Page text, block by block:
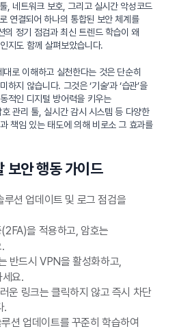
, 네트워크 보호, 그리고 실시간 악성코드
연결되어 하나의 통합된 보안 체계를
의 정기 점검과 최신 트렌드 학습이 왜
지도 함께 살펴보았습니다.
대로 이해하고 실천한다는 것은 단순히
지 않습니다. 그것은 ‘기술’과 ‘습관’을
적인 디지털 방어력을 키우는
관리 툴, 실시간 감시 시스템 등 다양한
책임 있는 태도에 의해 비로소 그 효과를
보안 행동 가이드
루션 업데이트 및 로그 점검을
을 적용하고, 암호는
반드시 VPN을 활성화하고,
요.
운 링크는 클릭하지 않고 즉시 차단
.
션 업데이트를 꾸준히 학습하여